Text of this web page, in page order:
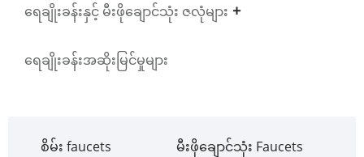
ရေချိုးခန်းနှင့် မီးဖိုချောင်သုံး ဇလုံများ
ရေချိုးခန်းအဆိုးမြင်မှုများ
စိမ်း faucets မီးဖိုချောင်သုံး Faucets